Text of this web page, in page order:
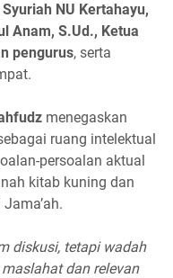
Syuriah NU Kertahayu,
Anam, S.Ud., Ketua
pengurus, serta
menegaskan
ruang intelektual
persoalan aktual
kitab kuning dan
diskusi, tetapi wadah
dan relevan